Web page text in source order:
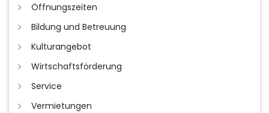
Öffnungszeiten
Bildung und Betreuung
Kulturangebot
Wirtschaftsförderung
Service
Vermietungen